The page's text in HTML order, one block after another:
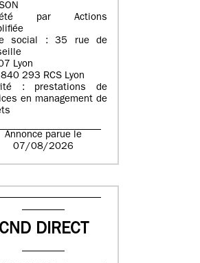
par Actions
social : 35 rue de
Lyon
293 RCS Lyon
: prestations de
en management de
Annonce parue le
07/08/2026
CND DIRECT